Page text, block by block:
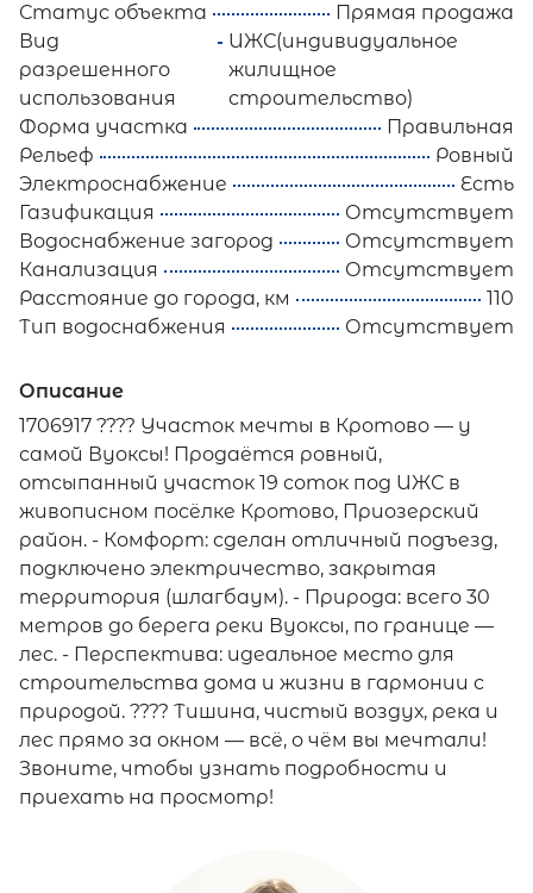
Статус объекта
Прямая продажа
Вид
разрешенного
использования
ИЖС(индивидуальное
жилищное
строительство)
Форма участка
Правильная
Рельеф
Ровный
Электроснабжение
Есть
Газификация
Отсутствует
Водоснабжение загород
Отсутствует
Канализация
Отсутствует
Расстояние до города, км
110
Тип водоснабжения
Отсутствует
Описание
1706917 ???? Участок мечты в Кротово — у
самой Вуоксы! Продаётся ровный,
отсыпанный участок 19 соток под ИЖС в
живописном посёлке Кротово, Приозерский
район. - Комфорт: сделан отличный подъезд,
подключено электричество, закрытая
территория (шлагбаум). - Природа: всего 30
метров до берега реки Вуоксы, по границе —
лес. - Перспектива: идеальное место для
строительства дома и жизни в гармонии с
природой. ???? Тишина, чистый воздух, река и
лес прямо за окном — всё, о чём вы мечтали!
Звоните, чтобы узнать подробности и
приехать на просмотр!